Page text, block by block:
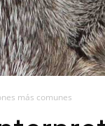
más comunes